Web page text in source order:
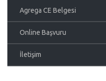
Agrega CE Belgesi
Online Başvuru
İletişim